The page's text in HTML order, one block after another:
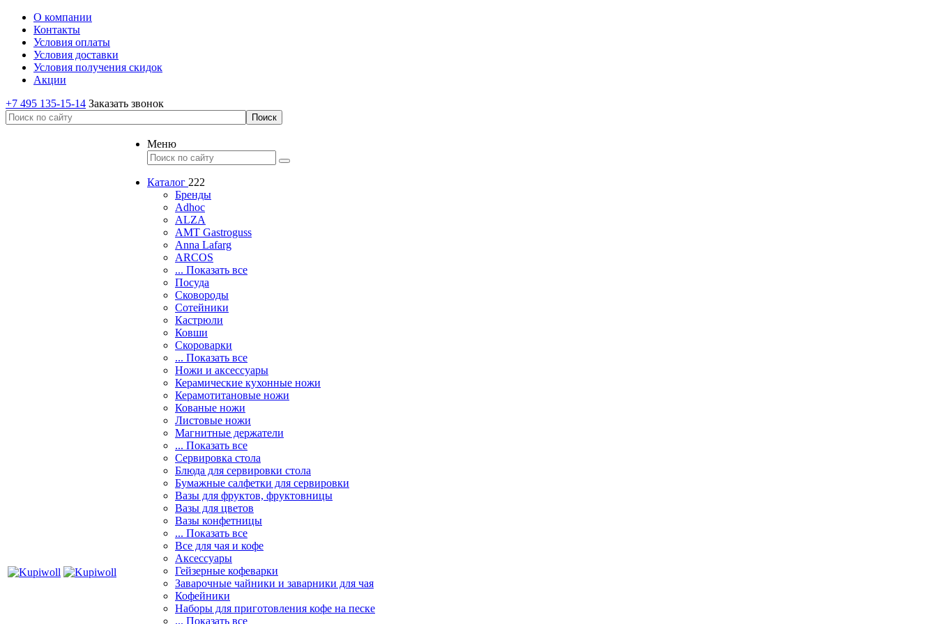
О компании
Контакты
Условия оплаты
Условия доставки
Условия получения скидок
Акции
+7 495 135-15-14 Заказать звонок
Меню
Каталог 222
Бренды
Adhoc
ALZA
AMT Gastroguss
Anna Lafarg
ARCOS
... Показать все
Посуда
Сковороды
Сотейники
Кастрюли
Ковши
Скороварки
... Показать все
Ножи и аксессуары
Керамические кухонные ножи
Керамотитановые ножи
Кованые ножи
Листовые ножи
Магнитные держатели
... Показать все
Сервировка стола
Блюда для сервировки стола
Бумажные салфетки для сервировки
Вазы для фруктов, фруктовницы
Вазы для цветов
Вазы конфетницы
... Показать все
Все для чая и кофе
Аксессуары
Гейзерные кофеварки
Заварочные чайники и заварники для чая
Кофейники
Наборы для приготовления кофе на песке
... Показать все